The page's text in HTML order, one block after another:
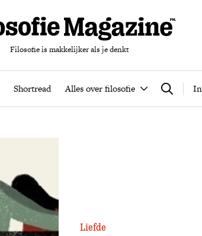
Filosofie is makkelijker als je denkt
Shortread Alles over filosofie Zoeken
Leren Filosoferen Shortread Alles over
Liefde